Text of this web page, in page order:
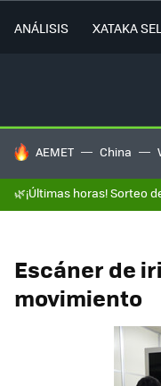
ANÁLISIS XATAKA
HOY SE HABLA DE
AEMET China
🌿¡Últimas horas! Sorteo
Escáner de
movimiento